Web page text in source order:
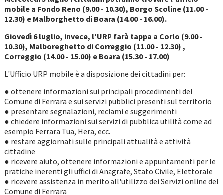
mobile a Fondo Reno (9.00 - 10.30), Borgo Scoline (11.00 -
12.30) e Malborghetto di Boara (14.00 - 16.00).
Giovedì 6 luglio, invece, l'URP farà tappa a Corlo (9.00 -
10.30), Malboreghetto di Correggio (11.00 - 12.30) ,
Correggio (14.00 - 15.00) e Boara (15.30 - 17.00)
L'Ufficio URP mobile è a disposizione dei cittadini per:
● ottenere informazioni sui principali procedimenti del
Comune di Ferrara e sui servizi pubblici presenti sul territorio
● presentare segnalazioni, reclami e suggerimenti
● chiedere informazioni sui servizi di pubblica utilità come ad
esempio Ferrara Tua, Hera, ecc.
● restare aggiornati sulle principali attualità e attività
cittadine
● ricevere aiuto, ottenere informazioni e appuntamenti per le
pratiche inerenti gli uffici di Anagrafe, Stato Civile, Elettorale
● ricevere assistenza in merito all'utilizzo dei Servizi online del
Comune di Ferrara